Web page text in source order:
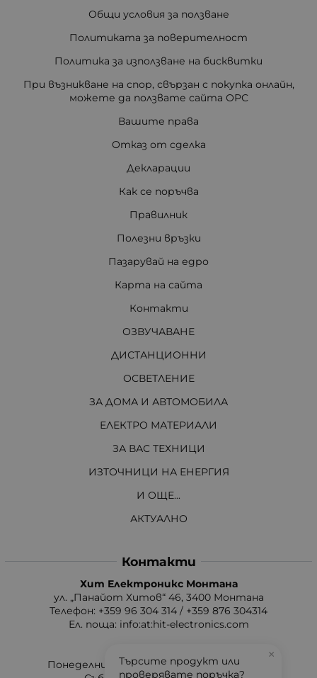
Общи условия за ползване
Политиката за поверителност
Политика за използване на бисквитки
При възникване на спор, свързан с покупка онлайн,
можете да ползвате сайта ОРС
Вашите права
Отказ от сделка
Декларации
Как се поръчва
Правилник
Полезни връзки
Пазарувай на едро
Карта на сайта
Контакти
ОЗВУЧАВАНЕ
ДИСТАНЦИОННИ
ОСВЕТЛЕНИЕ
ЗА ДОМА И АВТОМОБИЛА
ЕЛЕКТРО МАТЕРИАЛИ
ЗА ВАС ТЕХНИЦИ
ИЗТОЧНИЦИ НА ЕНЕРГИЯ
И ОЩЕ...
АКТУАЛНО
Контакти
Хит Електроникс Монтана
ул. „Панайот Хитов“ 46, 3400 Монтана
Телефон: +359 96 304 314 / +359 876 304314
Ел. поща: info:at:hit-electronics.com
Понеделник до Петък: от 9:00 до 18:00 ч.
×
Търсите продукт или
проверявате поръчка?